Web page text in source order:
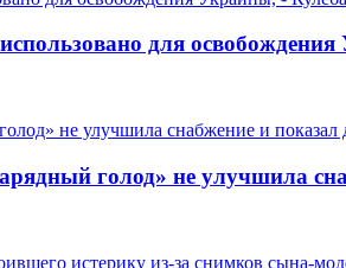
для
голод» не улучшила